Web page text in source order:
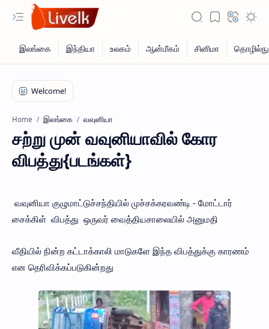
Home இலங்கை வவுனியா
சற்று முன் வவுனியாவில் கோர
விபத்து{படங்கள்}
வவுனியா குழுமாட்டுச்சந்தியில் முச்சக்கரவண்டி - மோட்டார்
சைக்கிள் விபத்து ஒருவர் வைத்தியசாலையில் அனுமதி
வீதியில் நின்ற கட்டாக்காலி மாடுகளே இந்த விபத்துக்கு காரணம்
என தெரிவிக்கப்படுகின்றது